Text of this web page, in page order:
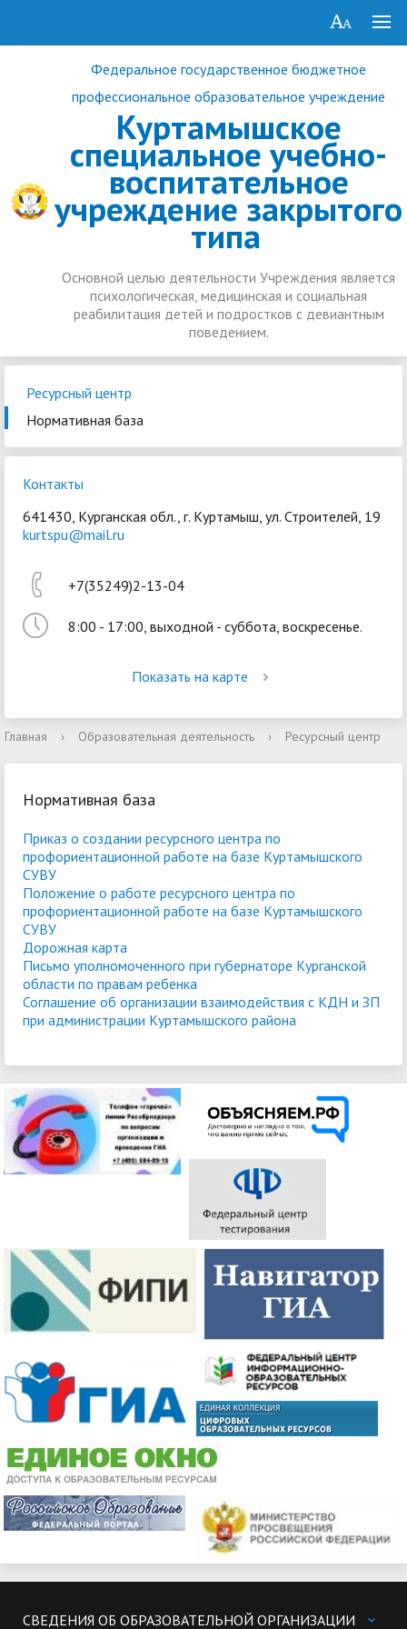
Федеральное государственное бюджетное
профессиональное образовательное учреждение
Куртамышское
специальное учебно-
воспитательное
учреждение закрытого
типа
Основной целью деятельности Учреждения является
психологическая, медицинская и социальная
реабилитация детей и подростков с девиантным
поведением.
Войти
Ресурсный центр
Нормативная база
Контакты
641430, Курганская обл., г. Куртамыш, ул. Строителей, 19
kurtspu@mail.ru
+7(35249)2-13-04
8:00 - 17:00, выходной - суббота, воскресенье.
Показать на карте
Главная › Образовательная деятельность › Ресурсный центр
Нормативная база
Приказ о создании ресурсного центра по
профориентационной работе на базе Куртамышского
СУВУ
Положение о работе ресурсного центра по
профориентационной работе на базе Куртамышского
СУВУ
Дорожная карта
Письмо уполномоченного при губернаторе Курганской
области по правам ребенка
Соглашение об организации взаимодействия с КДН и ЗП
при администрации Куртамышского района
СВЕДЕНИЯ ОБ ОБРАЗОВАТЕЛЬНОЙ ОРГАНИЗАЦИИ